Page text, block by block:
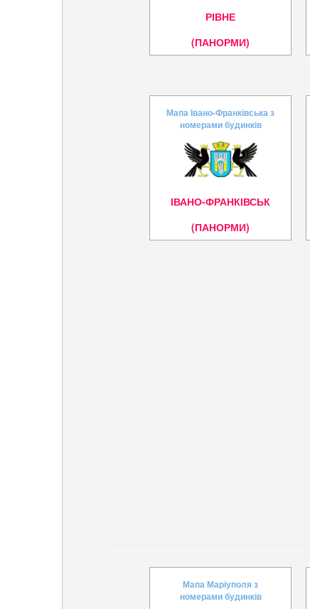
РІВНЕ
(ПАНОРМИ)
Мапа Івано-Франківська з
номерами будинків
ІВАНО-ФРАНКІВСЬК
(ПАНОРМИ)
Мапа Маріуполя з
номерами будинків